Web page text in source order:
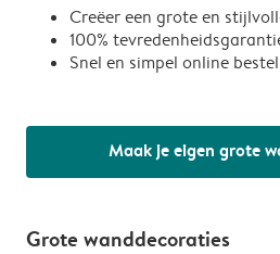
Creëer een grote en
100%
Snel en simpel online
Maak je eigen grote
Grote wanddecoraties